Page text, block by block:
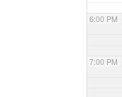
6:00 PM
7:00 PM